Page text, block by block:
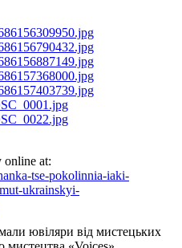
online at:
tse-pokolinnia-iaki-
ukrainskyi-
ювіляри від мистецьких